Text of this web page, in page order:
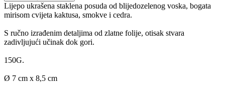
Lijepo ukrašena staklena posuda od blijedozelenog voska, bogata
mirisom cvijeta kaktusa, smokve i cedra.
S ručno izrađenim detaljima od zlatne folije, otisak stvara
zadivljujući učinak dok gori.
150G.
Ø 7 cm x 8,5 cm